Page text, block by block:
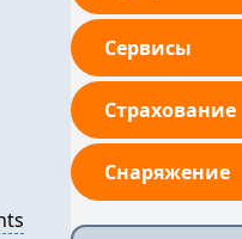
Сервисы
Страхование
Снаряжение